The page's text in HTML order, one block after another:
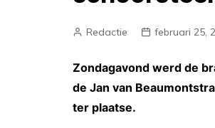
Redactie februari 25,
Zondagavond werd de
de Jan van
ter plaatse.